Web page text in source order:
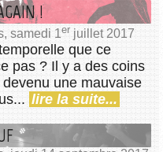
!
samedi 1er juillet 2017
que ce
pas ? Il y a des coins
une mauvaise
lire la suite...